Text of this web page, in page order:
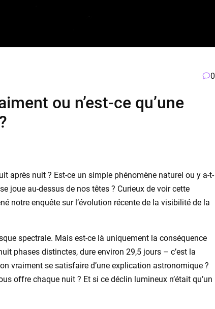
0
ou n’est-ce qu’une
après nuit ? Est-ce un simple phénomène naturel ou y a-t-
joue au-dessus de nos têtes ? Curieux de voir cette
notre enquête sur l’évolution récente de la visibilité de la
spectrale. Mais est-ce là uniquement la conséquence
phases distinctes, dure environ 29,5 jours – c’est la
vraiment se satisfaire d’une explication astronomique ?
offre chaque nuit ? Et si ce déclin lumineux n’était qu’un